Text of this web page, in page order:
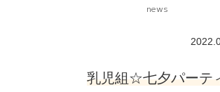
news
乳児組☆七夕パーテ